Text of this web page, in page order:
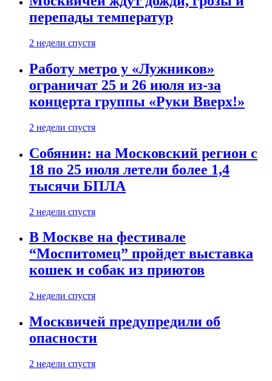
перепады температур
2 недели спустя
Работу метро у «Лужников»
ограничат 25 и 26 июля из-за
концерта группы «Руки Вверх!»
2 недели спустя
Собянин: на Московский регион с
18 по 25 июля летели более 1,4
тысячи БПЛА
2 недели спустя
В Москве на фестивале
“Моспитомец” пройдет выставка
кошек и собак из приютов
2 недели спустя
Москвичей предупредили об
опасности
2 недели спустя